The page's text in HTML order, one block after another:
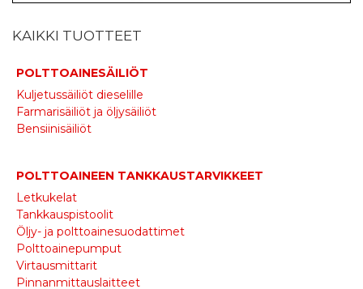
KAIKKI TUOTTEET
POLTTOAINESÄILIÖT
Kuljetussäiliöt dieselille
Farmarisäiliöt ja öljysäiliöt
Bensiinisäiliöt
POLTTOAINEEN TANKKAUSTARVIKKEET
Letkukelat
Tankkauspistoolit
Öljy- ja polttoainesuodattimet
Polttoainepumput
Virtausmittarit
Pinnanmittauslaitteet